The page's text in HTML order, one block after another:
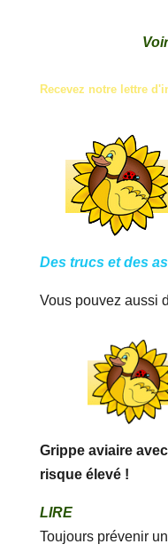
Recevez notre lettre
Des trucs et des
Vous pouvez aussi
Grippe aviaire
risque élevé !
LIRE
Toujours prévenir